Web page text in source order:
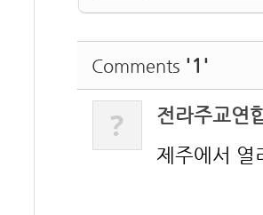
Comments '1'
?
전라주교연
제주에서 열